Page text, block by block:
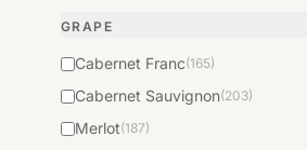
2008(26)
2009(31)
2012(25)
GRAPE
Cabernet Franc(165)
Cabernet Sauvignon(203)
Merlot(187)